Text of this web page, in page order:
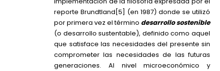
reporte Brundtland [5]
(en 1987) donde se utilizó
por primera vez el término desarrollo sostenible
(o desarrollo sustentable), definido como aquel
que satisface las necesidades del presente sin
comprometer las necesidades de las futuras
generaciones. Al nivel microeconómico y